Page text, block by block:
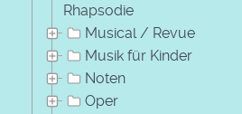
Rhapsodie
Musical / Revue
Musik für Kinder
Noten
Oper